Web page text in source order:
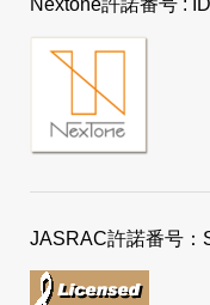
Nextone許諾番号 :
JASRAC許諾番号：